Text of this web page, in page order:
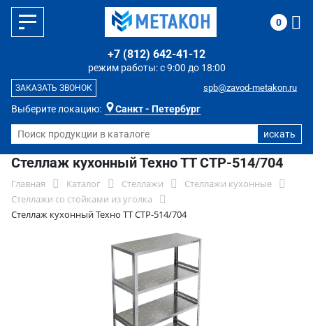
Выберите локацию: Санкт - Петербург
режим работы: с 9:00 до 18:00
+7 (812) 642-41-12
spb@zavod-metakon.ru
ЗАКАЗАТЬ ЗВОНОК
0
Стеллаж кухонный Техно ТТ СТР-514/704
Главная Каталог Стеллажи
Стеллажи кухонные
Стеллажи со стойками из уголка
Стеллаж кухонный Техно ТТ СТР-514/704